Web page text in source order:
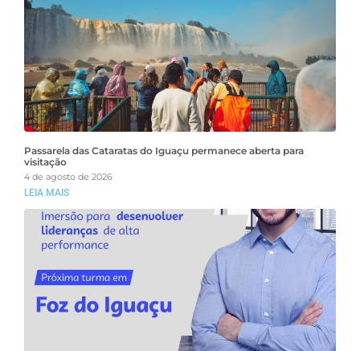
Passarela das Cataratas do Iguaçu permanece aberta para
visitação
4 de agosto de 2026
LEIA MAIS